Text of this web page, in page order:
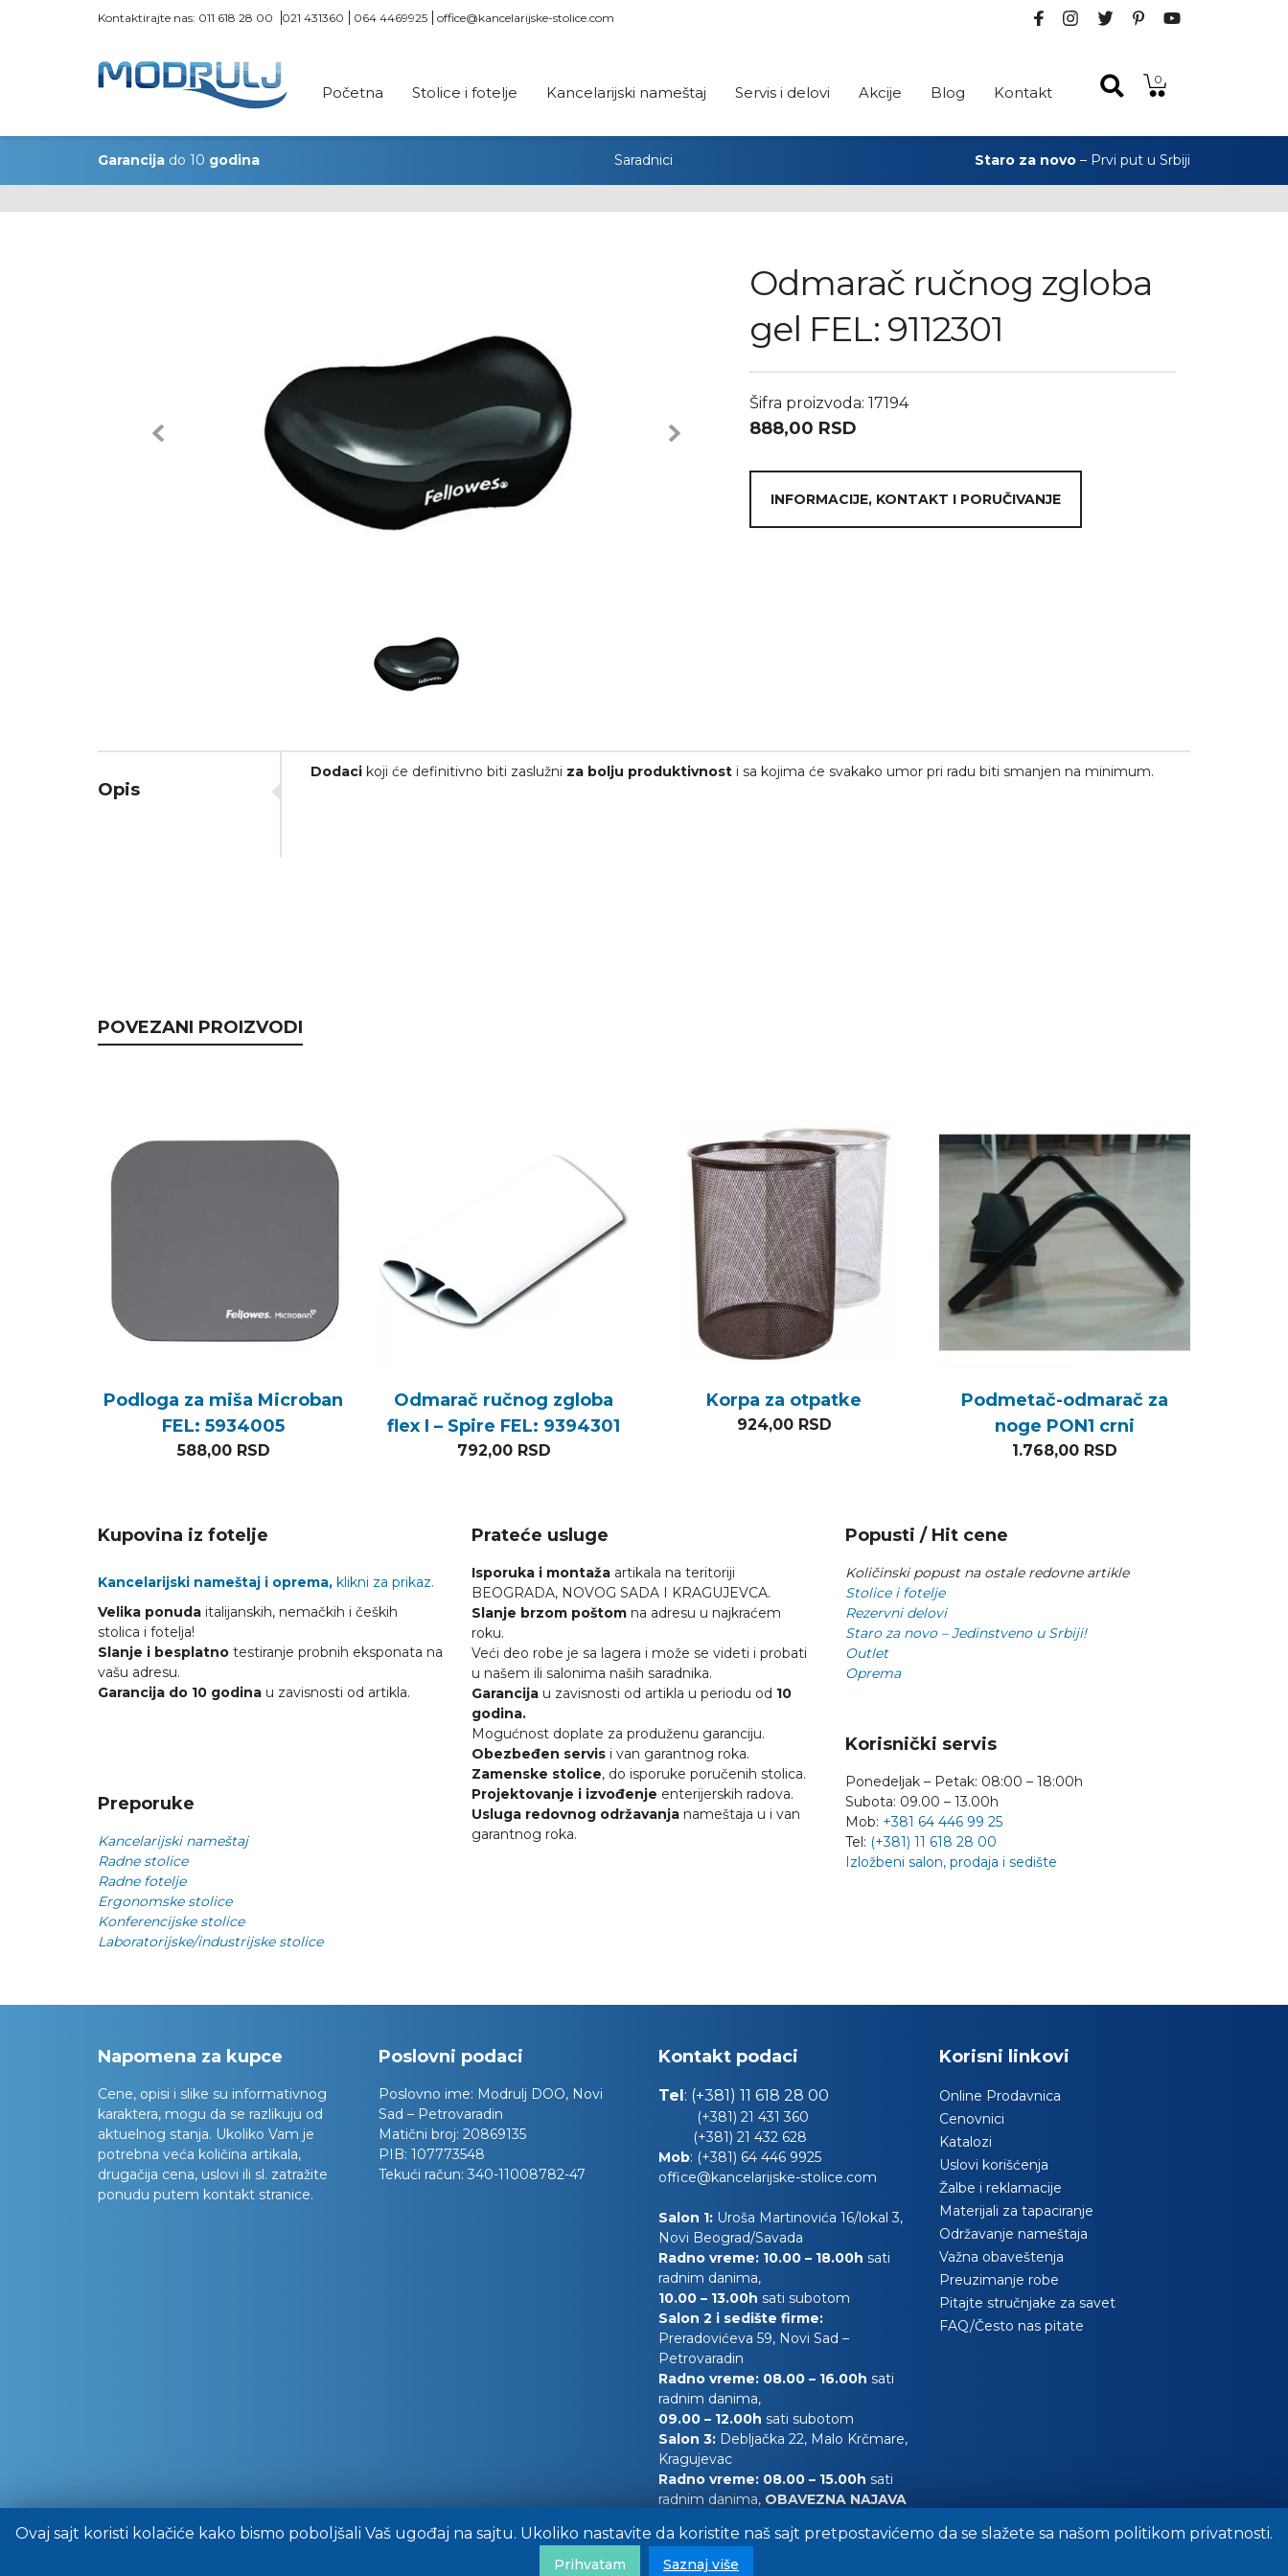
Kontaktirajte nas: 011 618 28 00 021 431360 064 4469925 office@kancelarijske-stolice.com
Početna Stolice i fotelje Kancelarijski nameštaj Servis i delovi Akcije Blog Kontakt
0
Garancija do 10 godina Saradnici Staro za novo– Prvi put u Srbiji
Previous Next
Odmarač ručnog zgloba
gel FEL: 9112301
Šifra proizvoda: 17194
888,00 RSD
INFORMACIJE, KONTAKT I PORUČIVANJE
Opis
Dodaci koji će definitivno biti zaslužni za bolju produktivnost i sa kojima će svakako umor pri radu biti smanjen na minimum.
POVEZANI PROIZVODI
Podloga za miša Microban
FEL: 5934005
588,00 RSD
Odmarač ručnog zgloba
flex I – Spire FEL: 9394301
792,00 RSD
Korpa za otpatke
924,00 RSD
Podmetač-odmarač za
noge PON1 crni
1.768,00 RSD
Kupovina iz fotelje
Kancelarijski nameštaj i oprema, klikni za prikaz.
Velika ponuda italijanskih, nemačkih i čeških
stolica i fotelja!
Slanje i besplatno testiranje probnih eksponata na
vašu adresu.
Garancija do 10 godina u zavisnosti od artikla.
Preporuke
Kancelarijski nameštaj
Radne stolice
Radne fotelje
Ergonomske stolice
Konferencijske stolice
Laboratorijske/industrijske stolice
Prateće usluge
Isporuka i montažaartikala na teritoriji
BEOGRADA, NOVOG SADA I KRAGUJEVCA.
Slanje brzom poštomna adresu u najkraćem
roku.
Veći deo robe je sa lagera i može se videti i probati
u našem ili salonima naših saradnika.
Garancijau zavisnosti od artikla u periodu od 10
godina.
Mogućnost doplate za produženu garanciju.
Obezbeđen servisi van garantnog roka.
Zamenske stolice, do isporuke poručenih stolica.
Projektovanje i izvođenje enterijerskih radova.
Usluga redovnog održavanjanameštaja u i van
garantnog roka.
Popusti / Hit cene
Količinski popust na ostale redovne artikle
Stolice i fotelje
Rezervni delovi
Staro za novo – Jedinstveno u Srbiji!
Outlet
Oprema
Korisnički servis
Ponedeljak – Petak: 08:00 – 18:00h
Subota: 09.00 – 13.00h
Mob: +381 64 446 99 25
Tel: (+381) 11 618 28 00
Izložbeni salon, prodaja i sedište
Ovaj sajt koristi kolačiće kako bismo poboljšali Vaš ugođaj na sajtu. Ukoliko nastavite da koristite naš sajt pretpostavićemo da se slažete sa našom politikom privatnosti.
Prihvatam Saznaj više
Napomena za kupce
Cene, opisi i slike su informativnog
karaktera, mogu da se razlikuju od
aktuelnog stanja. Ukoliko Vam je
potrebna veća količina artikala,
drugačija cena, uslovi ili sl. zatražite
ponudu putem kontakt stranice.
Poslovni podaci
Poslovno ime: Modrulj DOO, Novi
Sad – Petrovaradin
Matični broj: 20869135
PIB: 107773548
Tekući račun: 340-11008782-47
Kontakt podaci
Tel: (+381) 11 618 28 00
(+381) 21 431 360
(+381) 21 432 628
Mob: (+381) 64 446 9925
office@kancelarijske-stolice.com
Salon 1: Uroša Martinovića 16/lokal 3,
Novi Beograd/Savada
Radno vreme: 10.00 – 18.00h sati
radnim danima,
10.00 – 13.00h sati subotom
Salon 2 i sedište firme:
Preradovićeva 59, Novi Sad –
Petrovaradin
Radno vreme: 08.00 – 16.00h sati
radnim danima,
09.00 – 12.00h sati subotom
Salon 3: Debljačka 22, Malo Krčmare,
Kragujevac
Radno vreme: 08.00 – 15.00h sati
radnim danima, OBAVEZNA NAJAVA
SubotomOBAVEZNA NAJAVA
0628180879
Korisni linkovi
Online Prodavnica
Cenovnici
Katalozi
Uslovi korišćenja
Žalbe i reklamacije
Materijali za tapaciranje
Održavanje nameštaja
Važna obaveštenja
Preuzimanje robe
Pitajte stručnjake za savet
FAQ/Često nas pitate